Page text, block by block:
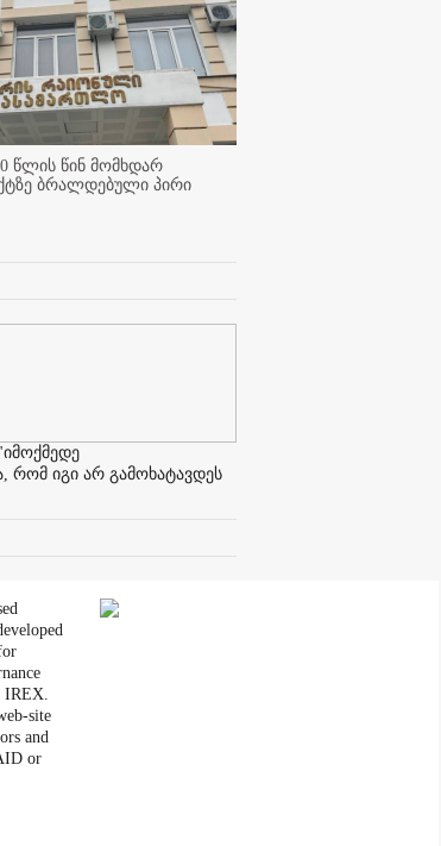
წლის წინ მომხდარ
ბრალდებული პირი
რომ იგი არ გამოხატავდეს
site
and
or